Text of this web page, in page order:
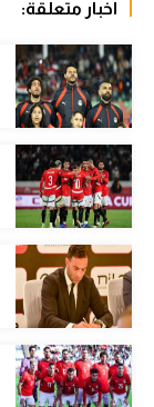
ركن الألعاب
أقسام خاصة
Gamers
ميركاتو
تحقيق في الجول
تقرير في الجول
تحليل في الجول
حكايات في الجول
أخبار متعلقة: